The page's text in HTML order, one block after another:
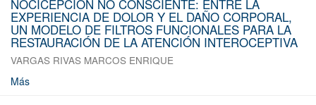
NOCICEPCIÓN NO CONSCIENTE: ENTRE LA
EXPERIENCIA DE DOLOR Y EL DAÑO CORPORAL,
UN MODELO DE FILTROS FUNCIONALES PARA LA
RESTAURACIÓN DE LA ATENCIÓN INTEROCEPTIVA
VARGAS RIVAS MARCOS ENRIQUE
Más